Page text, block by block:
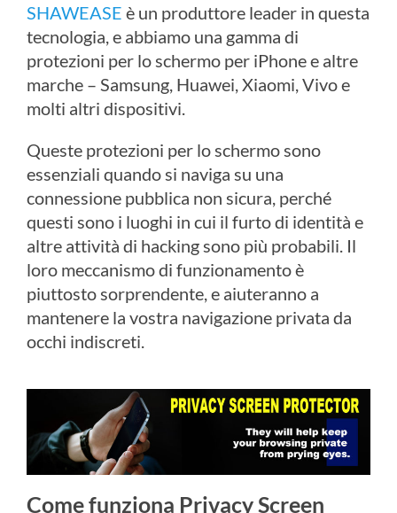
SHAWEASE è un produttore leader in questa
tecnologia, e abbiamo una gamma di
protezioni per lo schermo per iPhone e altre
marche – Samsung, Huawei, Xiaomi, Vivo e
molti altri dispositivi.
Queste protezioni per lo schermo sono
essenziali quando si naviga su una
connessione pubblica non sicura, perché
questi sono i luoghi in cui il furto di identità e
altre attività di hacking sono più probabili. Il
loro meccanismo di funzionamento è
piuttosto sorprendente, e aiuteranno a
mantenere la vostra navigazione privata da
occhi indiscreti.
Come funziona Privacy Screen